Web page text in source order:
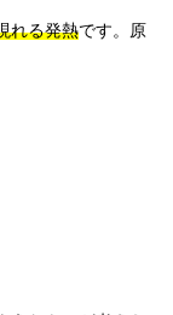
れる発熱です。原